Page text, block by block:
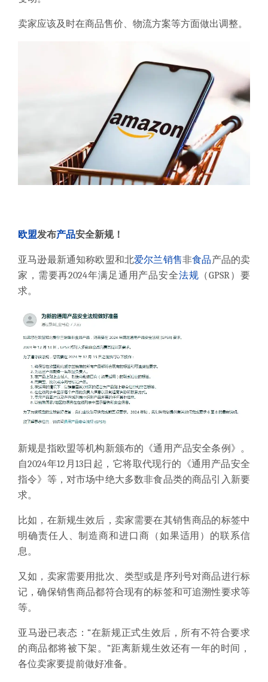
卖家应该及时在商品售价、物流方案等方面做出调整。
欧盟发布产品安全新规！
亚马逊最新通知称欧盟和北爱尔兰销售非食品产品的卖
家，需要再2024年满足通用产品安全法规 （GPSR）要
求。
新规是指欧盟等机构新颁布的《通用产品安全条例》。
自2024年12月13日起，它将取代现行的《通用产品安全
指令》等，对市场中绝大多数非食品类的商品引入新要
求。
比如，在新规生效后，卖家需要在其销售商品的标签中
明确责任人、制造商和进口商（如果适用）的联系信
息。
又如，卖家需要用批次、类型或是序列号对商品进行标
记，确保销售商品都符合现有的标签和可追溯性要求等
等。
亚马逊已表态：“在新规正式生效后，所有不符合要求
的商品都将被下架。”距离新规生效还有一年的时间，
各位卖家要提前做好准备。